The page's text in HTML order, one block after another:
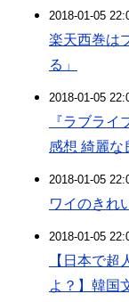
2018-01-05
楽天西巻は
る」
2018-01-05
『ラブライ
感想 綺麗な
2018-01-05
ワイのきれ
2018-01-05
【日本で
よ？】韓国